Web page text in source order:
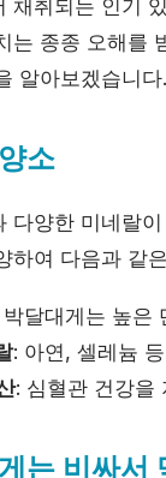
채취되는 인기
는 종종 오해를
알아보겠습니다.
소
다양한 미네랄
하여 다음과 같
박달대게는 높은
: 아연, 셀레늄
: 심혈관 건강을
는 비싸서